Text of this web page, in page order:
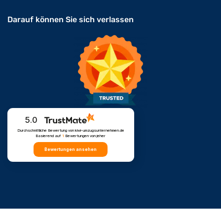
Darauf können Sie sich verlassen
5.0
Durchschnittliche Bewertung von kiwi-umzugsunternehmen.de
Basierend auf 1 Bewertungenvon jeher
Bewertungen ansehen